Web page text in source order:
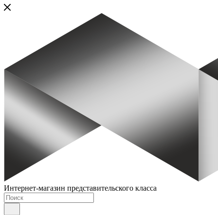
Интернет-магазин представительского класса